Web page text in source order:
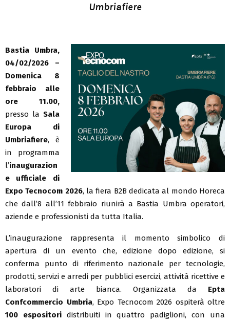
Umbriafiere
Bastia Umbra,
04/02/2026 –
Domenica 8
febbraio alle
ore 11.00,
presso la Sala
Europa di
Umbriafiere, è
in programma
l’inaugurazion
e ufficiale di
Expo Tecnocom 2026, la fiera B2B dedicata al mondo Horeca
che dall’8 all’11 febbraio riunirà a Bastia Umbra operatori,
aziende e professionisti da tutta Italia.
L’inaugurazione rappresenta il momento simbolico di
apertura di un evento che, edizione dopo edizione, si
conferma punto di riferimento nazionale per tecnologie,
prodotti, servizi e arredi per pubblici esercizi, attività ricettive e
laboratori di arte bianca. Organizzata da Epta
Confcommercio Umbria, Expo Tecnocom 2026 ospiterà oltre
100 espositoridistribuiti in quattro padiglioni, con una